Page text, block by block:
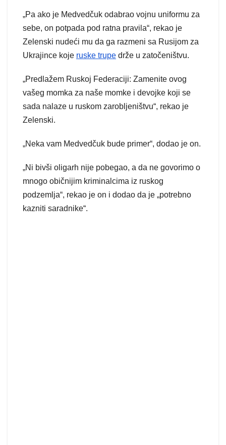
„Pa ako je Medvedčuk odabrao vojnu uniformu za
sebe, on potpada pod ratna pravila“, rekao je
Zelenski nudeći mu da ga razmeni sa Rusijom za
Ukrajince koje ruske trupe drže u zatočeništvu.
„Predlažem Ruskoj Federaciji: Zamenite ovog
vašeg momka za naše momke i devojke koji se
sada nalaze u ruskom zarobljeništvu“, rekao je
Zelenski.
„Neka vam Medvedčuk bude primer“, dodao je on.
„Ni bivši oligarh nije pobegao, a da ne govorimo o
mnogo običnijim kriminalcima iz ruskog
podzemlja“, rekao je on i dodao da je „potrebno
kazniti saradnike“.